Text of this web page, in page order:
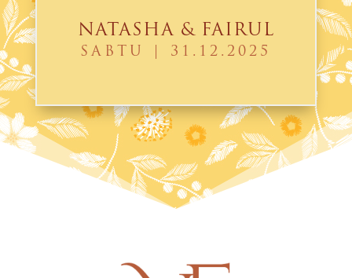
NATASHA & FAIRUL
SABTU | 31.12.2025